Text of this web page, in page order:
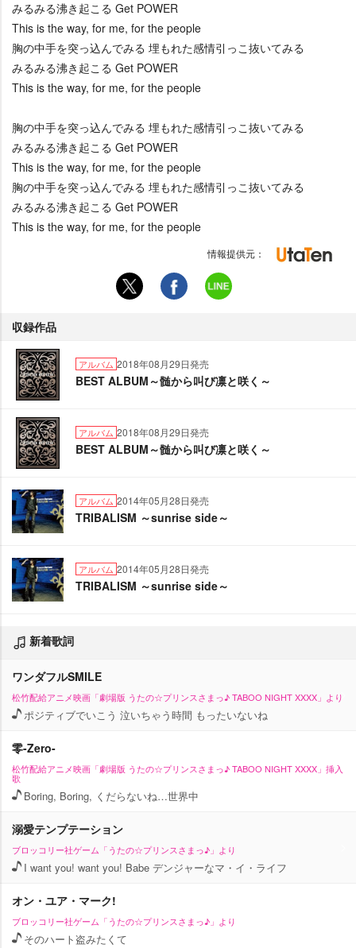
みるみる沸き起こる Get POWER
This is the way, for me, for the people
胸の中手を突っ込んでみる 埋もれた感情引っこ抜いてみる
みるみる沸き起こる Get POWER
This is the way, for me, for the people
胸の中手を突っ込んでみる 埋もれた感情引っこ抜いてみる
みるみる沸き起こる Get POWER
This is the way, for me, for the people
胸の中手を突っ込んでみる 埋もれた感情引っこ抜いてみる
みるみる沸き起こる Get POWER
This is the way, for me, for the people
情報提供元：
収録作品
アルバム 2018年08月29日発売
BEST ALBUM～髄から叫び凛と咲く～
アルバム 2018年08月29日発売
BEST ALBUM～髄から叫び凛と咲く～
アルバム 2014年05月28日発売
TRIBALISM ～sunrise side～
アルバム 2014年05月28日発売
TRIBALISM ～sunrise side～
新着歌詞
ワンダフルSMILE
松竹配給アニメ映画「劇場版 うたの☆プリンスさまっ♪ TABOO NIGHT XXXX」より
ポジティブでいこう 泣いちゃう時間 もったいないね
零-Zero-
松竹配給アニメ映画「劇場版 うたの☆プリンスさまっ♪ TABOO NIGHT XXXX」挿入
歌
Boring, Boring, くだらないね…世界中
溺愛テンプテーション
ブロッコリー社ゲーム「うたの☆プリンスさまっ♪」より
I want you! want you! Babe デンジャーなマ・イ・ライフ
オン・ユア・マーク!
ブロッコリー社ゲーム「うたの☆プリンスさまっ♪」より
そのハート盗みたくて